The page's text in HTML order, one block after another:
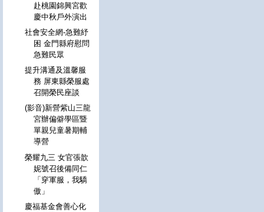
赴桃園錦興宮歡
慶中秋戶外演出
社會安全網-急難紓
困 金門縣府慰問
急難民眾
提升溝通及溫馨服
務 屏東縣榮服處
召開榮民座談
(影音)新營紫山三龍
宮辦偏僻學區暨
單親兒童暑期輔
導營
榮耀九三 女官張歆
妮號召後備同仁
「穿軍服，我驕
傲」
慶福基金會善心化